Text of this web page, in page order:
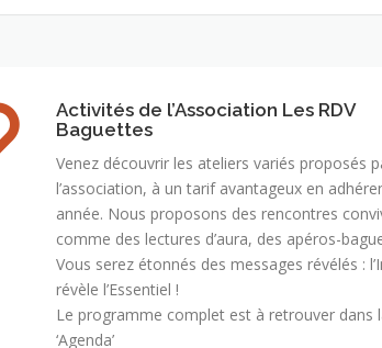
Activités de l’Association Les RDV
Baguettes
Venez découvrir les ateliers variés proposés
l’association, à un tarif avantageux en
année. Nous proposons des rencontres
comme des lectures d’aura, des apéros-
Vous serez étonnés des messages révélés :
révèle l’Essentiel !
Le programme complet est à retrouver dans
‘Agenda’